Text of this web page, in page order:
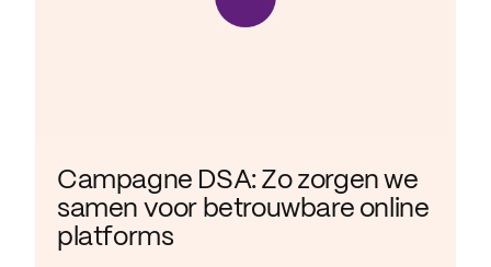
Campagne DSA: Zo zorgen we
samen voor betrouwbare online
platforms